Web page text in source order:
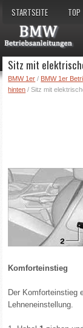
STARTSEITE TOP
Sitz mit
BMW 1er / BMW 1er
hinten / Sitz mit
Komforteinstieg
Der Komforteinstieg
Lehneneinstellung.